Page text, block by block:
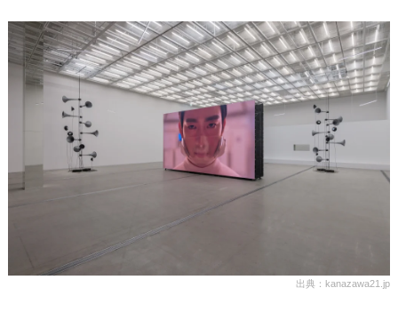
出典：kanazawa21.jp